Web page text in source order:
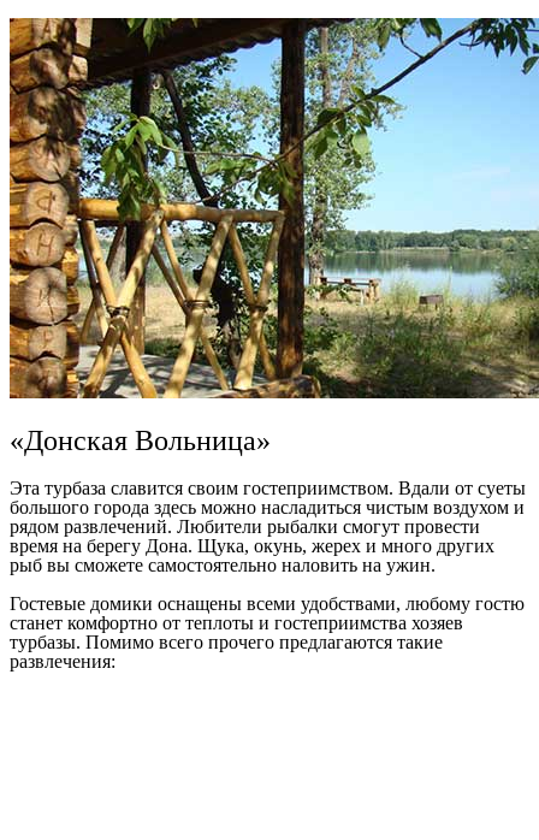
«Донская Вольница»
Эта турбаза славится своим гостеприимством. Вдали от суеты
большого города здесь можно насладиться чистым воздухом и
рядом развлечений. Любители рыбалки смогут провести
время на берегу Дона. Щука, окунь, жерех и много других
рыб вы сможете самостоятельно наловить на ужин.
Гостевые домики оснащены всеми удобствами, любому гостю
станет комфортно от теплоты и гостеприимства хозяев
турбазы. Помимо всего прочего предлагаются такие
развлечения: